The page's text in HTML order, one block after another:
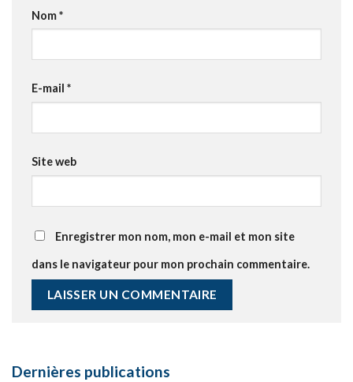
Nom*
E-mail *
Site web
Enregistrer mon nom, mon e-mail et mon site
dans le navigateur pour mon prochain commentaire.
Dernières publications